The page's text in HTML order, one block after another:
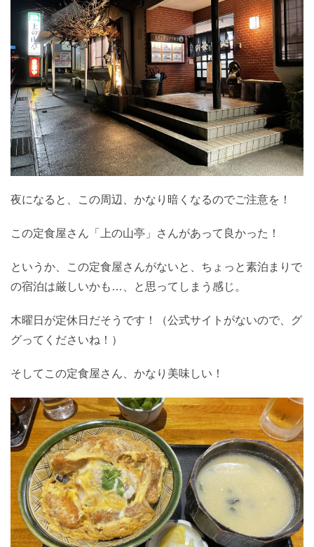
夜になると、この周辺、かなり暗くなるのでご注意を！
この定食屋さん「上の山亭」さんがあって良かった！
というか、この定食屋さんがないと、ちょっと素泊まりで
の宿泊は厳しいかも…、と思ってしまう感じ。
木曜日が定休日だそうです！（公式サイトがないので、グ
グってくださいね！）
そしてこの定食屋さん、かなり美味しい！